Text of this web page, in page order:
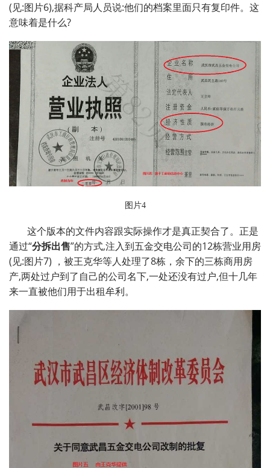
(见:图片6),据科产局人员说:他们的档案里面只有复印件。这
意味着是什么?
图片4
这个版本的文件内容跟实际操作才是真正契合了。正是
通过“分拆出售”的方式,注入到五金交电公司的12栋营业用房
(见:图片7) ，被王克华等人处理了8栋，余下的三栋商用房
产,两处过户到了自己的公司名下,一处还没有过户,但十几年
来一直被他们用于出租牟利。